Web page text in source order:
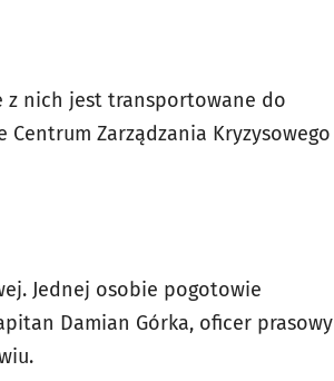
z nich jest transportowane do
Centrum Zarządzania Kryzysowego
Jednej osobie pogotowie
Damian Górka, oficer prasowy